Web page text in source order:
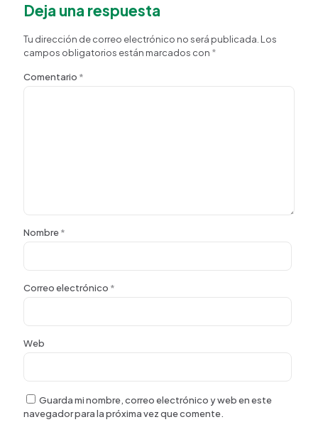
Deja una respuesta
Tu dirección de correo electrónico no será publicada. Los
campos obligatorios están marcados con *
Comentario *
Nombre*
Correo electrónico *
Web
Guarda mi nombre, correo electrónico y web en este
navegador para la próxima vez que comente.